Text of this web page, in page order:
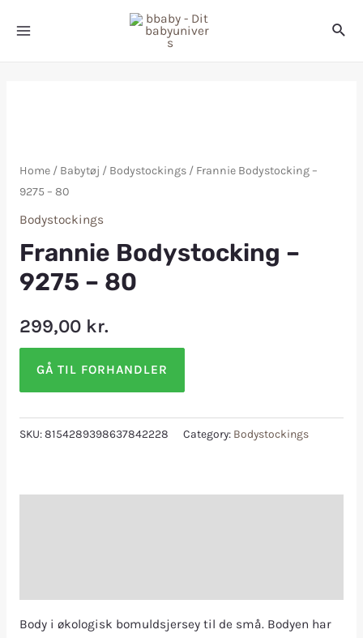
Home/ Babytøj / Bodystockings/ Frannie Bodystocking –
9275 – 80
Bodystockings
Frannie Bodystocking –
9275 – 80
299,00 kr.
GÅ TIL FORHANDLER
SKU:8154289398637842228 Category: Bodystockings
Body i økologisk bomuldsjersey til de små. Bodyen har